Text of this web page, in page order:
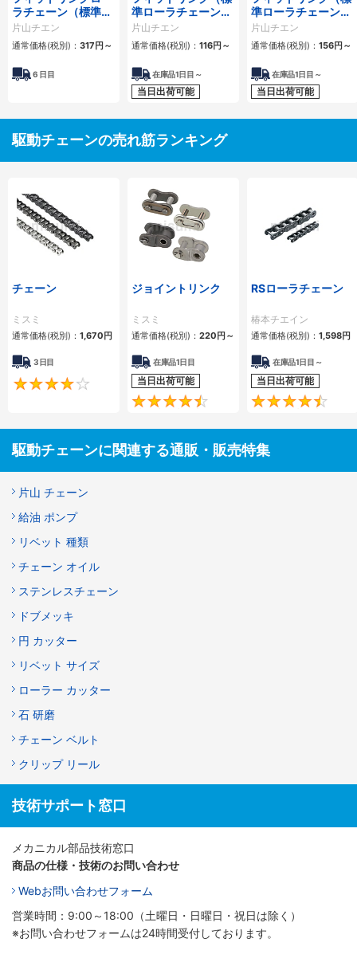
ラチェーン（標準ロ
ーラチェーン） 4列
片山チエン
通常価格(税別)： 317円～
6 日目
準ローラチェーン）
1列
片山チエン
通常価格(税別)： 116円～
在庫品1日目～
当日出荷可能
準ローラチェーン）
2列
片山チエン
通常価格(税別)： 156円～
在庫品1日目～
当日出荷可能
駆動チェーンの売れ筋ランキング
チェーン
ミスミ
通常価格(税別)： 1,670円
3日目
4.2
ジョイントリンク
ミスミ
通常価格(税別)： 220円～
在庫品1日目
当日出荷可能
4.5
RSローラチェーン
椿本チエイン
通常価格(税別)： 1,598円
在庫品1日目～
当日出荷可能
駆動チェーンに関連する通販・販売特集
片山 チェーン
給油 ポンプ
リベット 種類
チェーン オイル
ステンレスチェーン
ドブメッキ
円 カッター
リベット サイズ
ローラー カッター
石 研磨
チェーン ベルト
クリップ リール
技術サポート窓口
メカニカル部品技術窓口
商品の仕様・技術のお問い合わせ
Webお問い合わせフォーム
営業時間：9:00～18:00（土曜日・日曜日・祝日は除く）
※お問い合わせフォームは24時間受付しております。